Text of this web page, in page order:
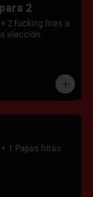
2
2 fucking fries a
elección.
1 Papas fritas